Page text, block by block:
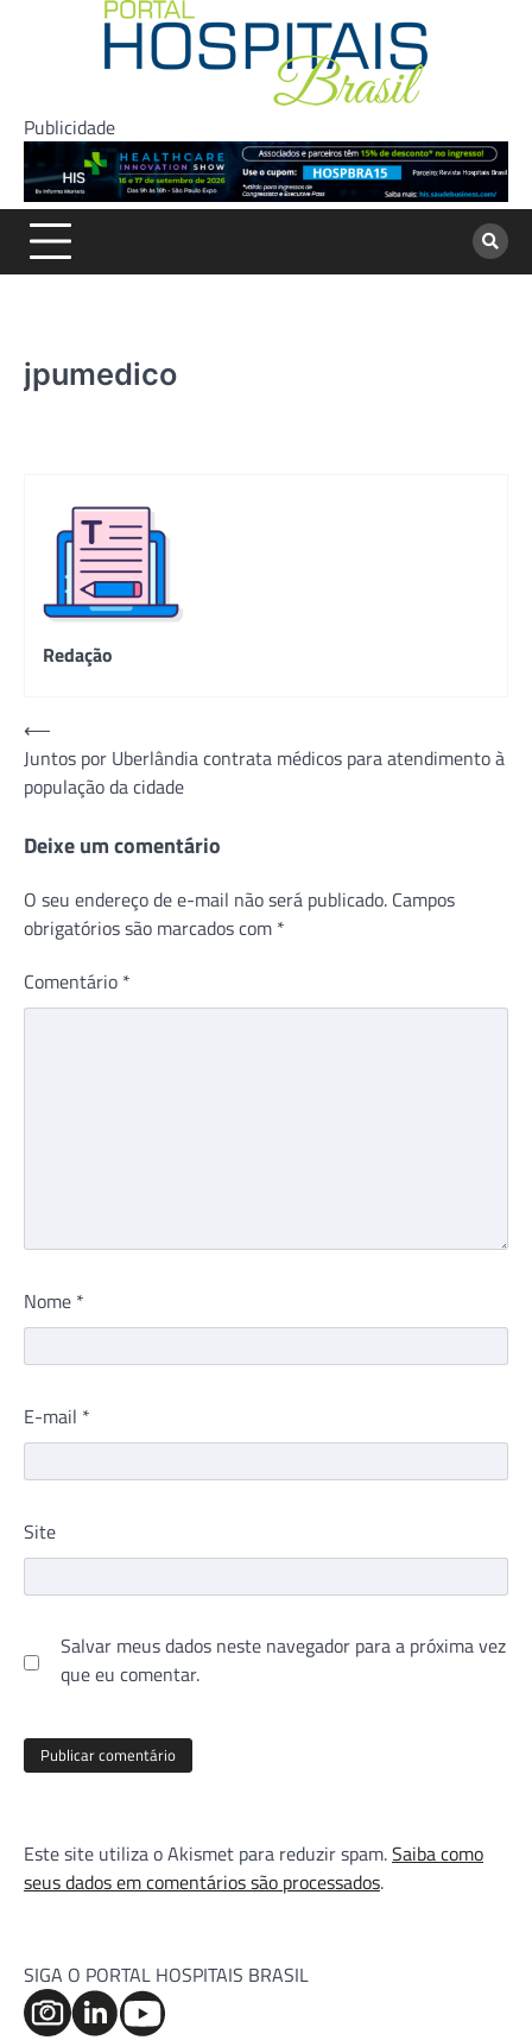
Publicidade
jpumedico
Redação
Navegação
de
Post
⟵
Juntos por Uberlândia contrata médicos para atendimento à
população da cidade
Deixe um comentário
O seu endereço de e-mail não será publicado. Campos
obrigatórios são marcados com *
Comentário *
Nome *
E-mail *
Site
Salvar meus dados neste navegador para a próxima vez
que eu comentar.
Este site utiliza o Akismet para reduzir spam.Saiba como
seus dados em comentários são processados.
SIGA O PORTAL HOSPITAIS BRASIL